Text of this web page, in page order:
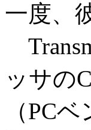
一度、
ッサの
（PC